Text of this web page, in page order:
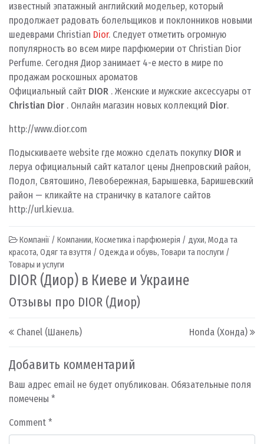
известный эпатажный английский модельер, который
продолжает радовать болельщиков и поклонников новыми
шедеврами Christian Dior. Следует отметить огромную
популярность во всем мире парфюмерии от Christian Dior
Perfume. Сегодня Диор занимает 4-е место в мире по
продажам роскошных ароматов
Официальный сайт DIOR . Женские и мужские аксессуары от
Christian Dior . Онлайн магазин новых коллекций Dior.
http://www.dior.com
Подыскиваете website где можно сделать покупку DIOR и
леруа официальный сайт каталог цены Днепровский район,
Подол, Святошино, Левобережная, Барышевка, Баришевский
район — кликайте на страничку в каталоге сайтов
http://url.kiev.ua.
Компанії / Компании, Косметика і парфюмерія / духи, Мода та
красота, Одяг та взуття / Одежда и обувь, Товари та послуги /
Товары и услуги
DIOR (Диор) в Киеве и Украине
Отзывы про DIOR (Диор)
Post navigation
Chanel (Шанель) Honda (Хонда)
Добавить комментарий
Ваш адрес email не будет опубликован. Обязательные поля
помечены *
Comment *